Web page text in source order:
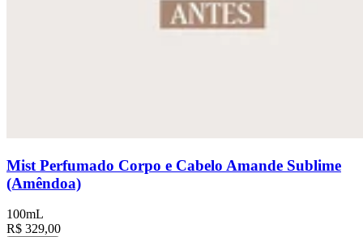
Mist Perfumado Corpo e Cabelo Amande Sublime
(Amêndoa)
100mL
R$ 329,00